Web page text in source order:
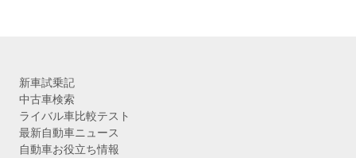
新車試乗記
中古車検索
ライバル車比較テスト
最新自動車ニュース
自動車お役立ち情報